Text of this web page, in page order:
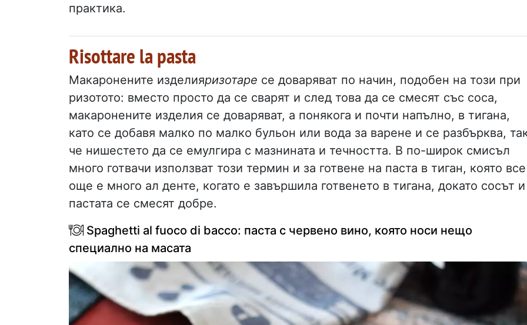
практика.
Risottare la pasta
Макаронените изделияризотаре се доваряват по начин, подобен на този при
ризотото: вместо просто да се сварят и след това да се смесят със соса,
макаронените изделия се доваряват, а понякога и почти напълно, в тигана,
като се добавя малко по малко бульон или вода за варене и се разбърква,
че нишестето да се емулгира с мазнината и течността. В по-широк смисъл
много готвачи използват този термин и за готвене на паста в тиган, която все
още е много ал денте, когато е завършила готвенето в тигана, докато сосът и
пастата се смесят добре.
Spaghetti al fuoco di bacco: паста с червено вино, която носи нещо
специално на масата